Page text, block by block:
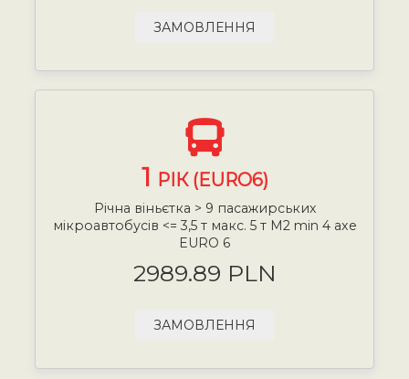
ЗАМОВЛЕННЯ
1 РІК (EURO6)
Річна віньєтка > 9 пасажирських
мікроавтобусів <= 3,5 т макс. 5 т М2 min 4 axe
EURO 6
2989.89 PLN
ЗАМОВЛЕННЯ